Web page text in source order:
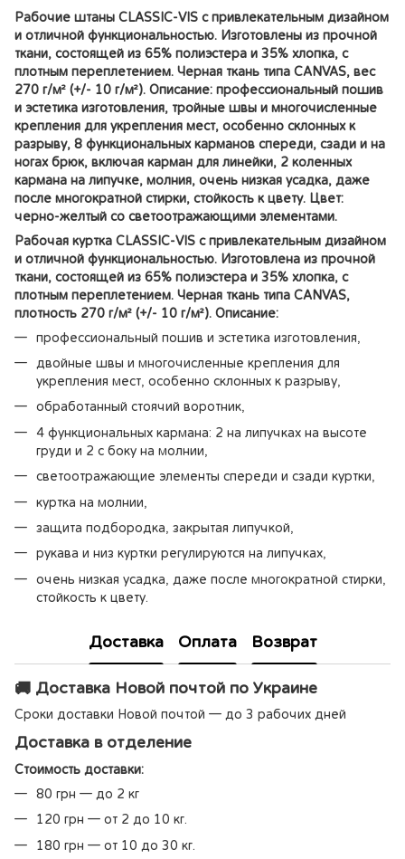
Рабочие штаны CLASSIC-VIS с привлекательным дизайном
и отличной функциональностью. Изготовлены из прочной
ткани, состоящей из 65% полиэстера и 35% хлопка, с
плотным переплетением. Черная ткань типа CANVAS, вес
270 г/м² (+/- 10 г/м²). Описание: профессиональный пошив
и эстетика изготовления, тройные швы и многочисленные
крепления для укрепления мест, особенно склонных к
разрыву, 8 функциональных карманов спереди, сзади и на
ногах брюк, включая карман для линейки, 2 коленных
кармана на липучке, молния, очень низкая усадка, даже
после многократной стирки, стойкость к цвету. Цвет:
черно-желтый со светоотражающими элементами.
Рабочая куртка CLASSIC-VIS с привлекательным дизайном
и отличной функциональностью. Изготовлена из прочной
ткани, состоящей из 65% полиэстера и 35% хлопка, с
плотным переплетением. Черная ткань типа CANVAS,
плотность 270 г/м² (+/- 10 г/м²). Описание:
профессиональный пошив и эстетика изготовления,
двойные швы и многочисленные крепления для
укрепления мест, особенно склонных к разрыву,
обработанный стоячий воротник,
4 функциональных кармана: 2 на липучках на высоте
груди и 2 с боку на молнии,
светоотражающие элементы спереди и сзади куртки,
куртка на молнии,
защита подбородка, закрытая липучкой,
рукава и низ куртки регулируются на липучках,
очень низкая усадка, даже после многократной стирки,
стойкость к цвету.
Доставка Оплата Возврат
🚚 Доставка Новой почтой по Украине
Сроки доставки Новой почтой — до 3 рабочих дней
Доставка в отделение
Стоимость доставки:
80 грн — до 2 кг
120 грн — от 2 до 10 кг.
180 грн — от 10 до 30 кг.